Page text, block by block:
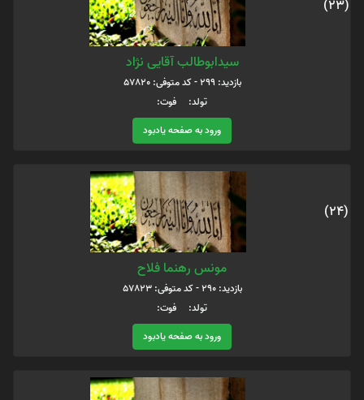
(23)
سیدابوطالب آقایی نژاد
بازدید: 299 - کد متوفی: 57820
تولد: فوت:
ورود به صفحه یادبود
(24)
مونس رهنما فلاح
بازدید: 290 - کد متوفی: 57823
تولد: فوت:
ورود به صفحه یادبود